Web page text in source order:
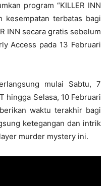
program “KILLER INN
kesempatan terbatas bagi
INN secara gratis sebelum
Access pada 13 Februari
mulai Sabtu, 7
hingga Selasa, 10 Februari
waktu terakhir bagi
ketegangan dan intrik
murder mystery ini.